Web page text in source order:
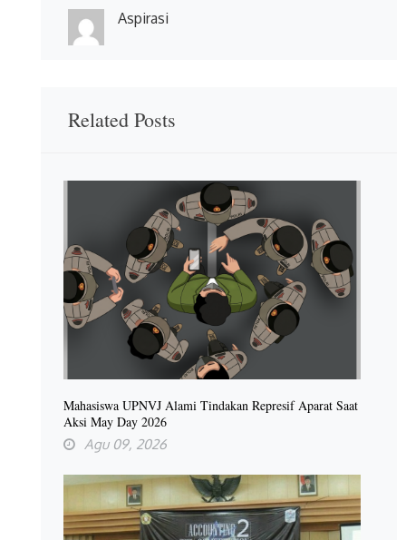
Aspirasi
Related Posts
Mahasiswa UPNVJ Alami Tindakan Represif Aparat Saat
Aksi May Day 2026
Agu 09, 2026